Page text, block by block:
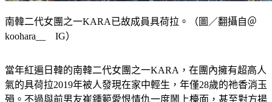
南韓二代女團之一KARA已故成員具荷拉。（圖／翻攝自＠
koohara__ IG）
當年紅遍日韓的南韓二代女團之一KARA，在團內擁有超高人
氣的具荷拉2019年被人發現在家中輕生，年僅28歲的祂香消玉
殞。不過與前男友崔鍾範愛恨情仇一度鬧上檯面，甚至對方揚